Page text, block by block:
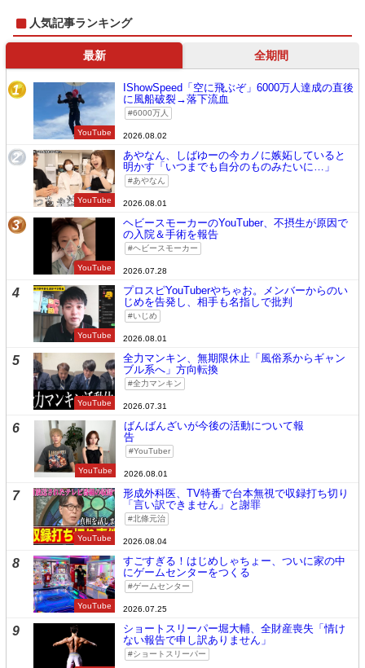
人気記事ランキング
最新 全期間
1
YouTube
IShowSpeed「空に飛ぶぞ」6000万人達成の直後
に風船破裂→落下流血
6000万人
2026.08.02
2
YouTube
あやなん、しばゆーの今カノに嫉妬していると
明かす「いつまでも自分のものみたいに…」
あやなん
2026.08.01
3
YouTube
ヘビースモーカーのYouTuber、不摂生が原因で
の入院＆手術を報告
ヘビースモーカー
2026.07.28
4
YouTube
プロスピYouTuberやちゃお。メンバーからのい
じめを告発し、相手も名指しで批判
いじめ
2026.08.01
5
YouTube
全力マンキン、無期限休止「風俗系からギャン
ブル系へ」方向転換
全力マンキン
2026.07.31
6
YouTube
ばんばんざいが今後の活動について報
告
YouTuber
2026.08.01
7
YouTube
形成外科医、TV特番で台本無視で収録打ち切り
「言い訳できません」と謝罪
北條元治
2026.08.04
8
YouTube
すごすぎる！はじめしゃちょー、ついに家の中
にゲームセンターをつくる
ゲームセンター
2026.07.25
9
ショートスリーパー堀大輔、全財産喪失「情け
ない報告で申し訳ありません」
ショートスリーパー